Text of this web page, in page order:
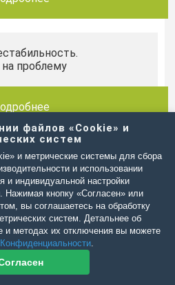
проблему
бурса?
файлов «Cookie» и
систем
и метрические системы для сбора
и использовании
и индивидуальной настройки
Нажимая кнопку «Согласен» или
вы соглашаетесь на обработку
систем. Детальнее об
и методах их отключения вы можете
.